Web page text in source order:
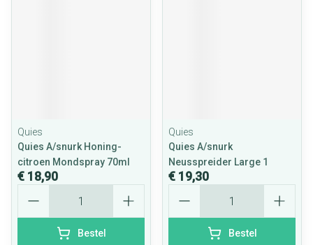
Quies
Quies A/snurk Honing-
citroen Mondspray 70ml
€ 18,90
Bestel
Quies
Quies A/snurk
Neusspreider Large 1
€ 19,30
Bestel